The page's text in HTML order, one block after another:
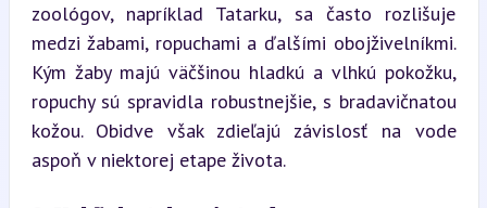
zoológov, napríklad Tatarku, sa často rozlišuje
medzi žabami, ropuchami a ďalšími obojživelníkmi.
Kým žaby majú väčšinou hladkú a vlhkú pokožku,
ropuchy sú spravidla robustnejšie, s bradavičnatou
kožou. Obidve však zdieľajú závislosť na vode
aspoň v niektorej etape života.